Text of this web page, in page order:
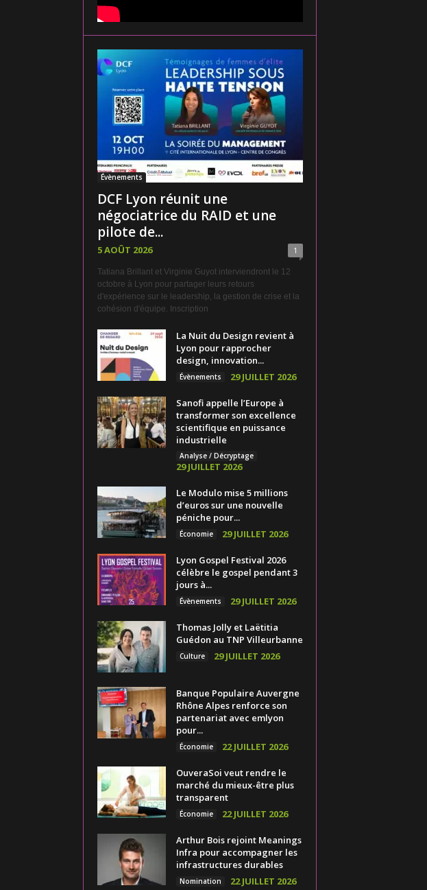
Évènements
DCF Lyon réunit une
négociatrice du RAID et une
pilote de...
5 AOÛT 2026 1
Tatiana Brillant et Virginie Guyot interviendront le 12
octobre à Lyon pour partager leurs retours
d'expérience sur le leadership, la gestion de crise et la
cohésion d'équipe. Inscription
La Nuit du Design revient à
Lyon pour rapprocher
design, innovation...
Évènements 29 JUILLET 2026
Sanofi appelle l’Europe à
transformer son excellence
scientifique en puissance
industrielle
Analyse / Décryptage
29 JUILLET 2026
Le Modulo mise 5 millions
d’euros sur une nouvelle
péniche pour...
Économie 29 JUILLET 2026
Lyon Gospel Festival 2026
célèbre le gospel pendant 3
jours à...
Évènements 29 JUILLET 2026
Thomas Jolly et Laëtitia
Guédon au TNP Villeurbanne
Culture 29 JUILLET 2026
Banque Populaire Auvergne
Rhône Alpes renforce son
partenariat avec emlyon
pour...
Économie 22 JUILLET 2026
OuveraSoi veut rendre le
marché du mieux-être plus
transparent
Économie 22 JUILLET 2026
Arthur Bois rejoint Meanings
Infra pour accompagner les
infrastructures durables
Nomination 22 JUILLET 2026